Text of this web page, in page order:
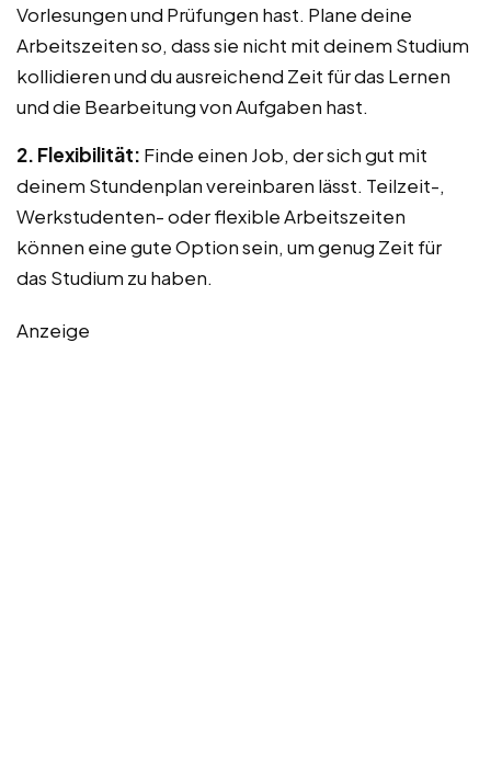
Vorlesungen und Prüfungen hast. Plane deine
Arbeitszeiten so, dass sie nicht mit deinem Studium
kollidieren und du ausreichend Zeit für das Lernen
und die Bearbeitung von Aufgaben hast.
2. Flexibilität: Finde einen Job, der sich gut mit
deinem Stundenplan vereinbaren lässt. Teilzeit-,
Werkstudenten- oder flexible Arbeitszeiten
können eine gute Option sein, um genug Zeit für
das Studium zu haben.
Anzeige